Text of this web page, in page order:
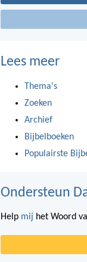
Lees meer
Thema's
Zoeken
Archief
Bijbelboeken
Populairste
Ondersteun
Help mij het Woord